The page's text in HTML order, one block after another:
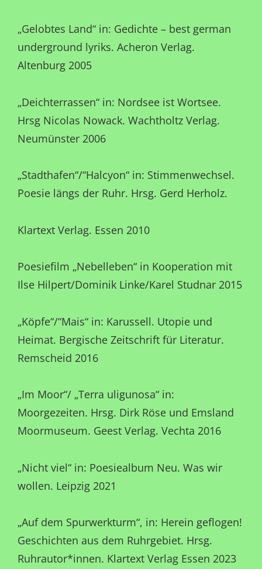
„Gelobtes Land“ in: Gedichte – best german
underground lyriks. Acheron Verlag.
Altenburg 2005
„Deichterrassen“ in: Nordsee ist Wortsee.
Hrsg Nicolas Nowack. Wachtholtz Verlag.
Neumünster 2006
„Stadthafen“/“Halcyon“ in: Stimmenwechsel.
Poesie längs der Ruhr. Hrsg. Gerd Herholz.
Klartext Verlag. Essen 2010
Poesiefilm „Nebelleben“ in Kooperation mit
Ilse Hilpert/Dominik Linke/Karel Studnar 2015
„Köpfe“/“Mais“ in: Karussell. Utopie und
Heimat. Bergische Zeitschrift für Literatur.
Remscheid 2016
„Im Moor“/ „Terra uligunosa“ in:
Moorgezeiten. Hrsg. Dirk Röse und Emsland
Moormuseum. Geest Verlag. Vechta 2016
„Nicht viel“ in: Poesiealbum Neu. Was wir
wollen. Leipzig 2021
„Auf dem Spurwerkturm“, in: Herein geflogen!
Geschichten aus dem Ruhrgebiet. Hrsg.
Ruhrautor*innen. Klartext Verlag Essen 2023